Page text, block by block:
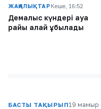
ЖАҢАЛЫҚТАР Кеше, 16:52
Демалыс күндері ауа
райы қалай құбылады
БАСТЫ ТАҚЫРЫП19 мамыр·